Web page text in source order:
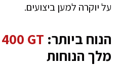
על יוקרה למען ביצועים.
הנוח ביותר: GT
מלך הנוחות